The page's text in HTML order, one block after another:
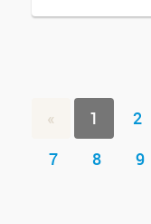
« 1 2
7
8 9